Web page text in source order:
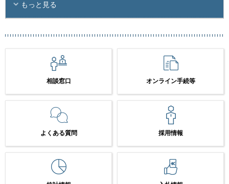
もっと見る
相談窓口 オンライン手続等
よくある質問 採用情報